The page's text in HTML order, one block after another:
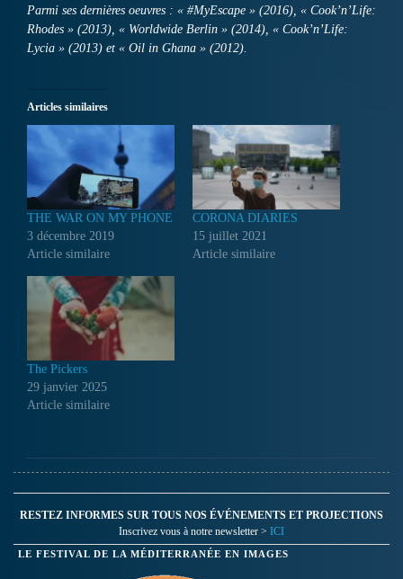
Parmi ses dernières oeuvres : « #MyEscape » (2016), « Cook’n’Life:
Rhodes » (2013), « Worldwide Berlin » (2014), « Cook’n’Life:
Lycia » (2013) et « Oil in Ghana » (2012).
Articles similaires
THE WAR ON MY PHONE
3 décembre 2019
Article similaire
CORONA DIARIES
15 juillet 2021
Article similaire
The Pickers
29 janvier 2025
Article similaire
RESTEZ INFORMES SUR TOUS NOS ÉVÉNEMENTS ET PROJECTIONS
Inscrivez vous à notre newsletter > ICI
LE FESTIVAL DE LA MÉDITERRANÉE EN IMAGES